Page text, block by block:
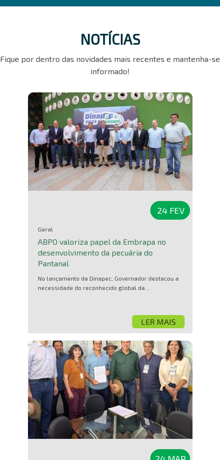
NOTÍCIAS
Fique por dentro das novidades mais recentes e mantenha-se
informado!
24 FEV
Geral
ABPO valoriza papel da Embrapa no
desenvolvimento da pecuária do
Pantanal
No lançamento da Dinapec, Governador destacou a
necessidade do reconhecido global da…
LER MAIS